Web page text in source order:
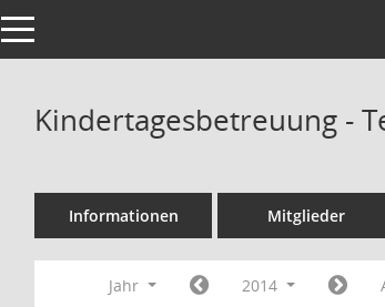
Toggle navigation
Kindertagesbetreuung -
Informationen Mitglieder
Jahr 2014